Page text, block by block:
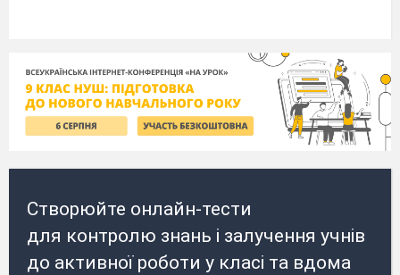
Створюйте онлайн-тести
для контролю знань і залучення учнів
до активної роботи у класі та вдома